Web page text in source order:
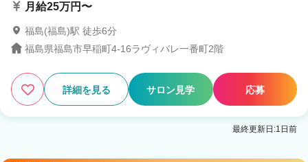
月給25万円〜
福島(福島)駅 徒歩6分
福島県福島市早稲町4-16ラヴィバレ一番町2階
詳細を見る サロン見学 応募
最終更新日:1日前